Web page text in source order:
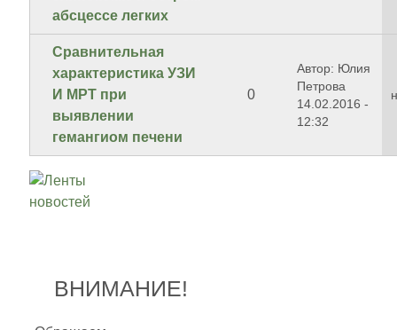
абсцессе легких
Сравнительная
характеристика УЗИ
И МРТ при
выявлении
гемангиом печени
0
Автор: Юлия
Петрова
14.02.2016 -
12:32
ВНИМАНИЕ!